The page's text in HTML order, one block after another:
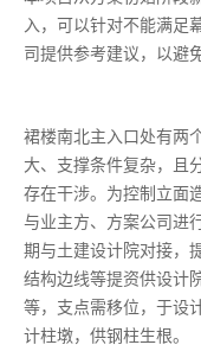
入，可以针对不能满足
司提供参考建议，以避
裙楼南北主入口处有两
大、支撑条件复杂，且
存在干涉。为控制立面
与业主方、方案公司进
期与土建设计院对接，
结构边线等提资供设计
等，支点需移位，于设
计柱墩，供钢柱生根。